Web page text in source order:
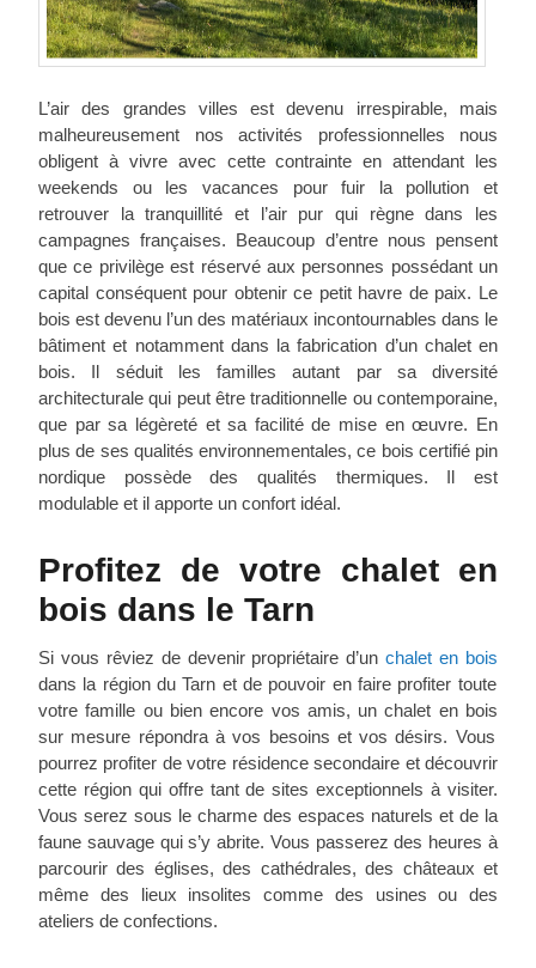
L’air des grandes villes est devenu irrespirable, mais
malheureusement nos activités professionnelles nous
obligent à vivre avec cette contrainte en attendant les
weekends ou les vacances pour fuir la pollution et
retrouver la tranquillité et l’air pur qui règne dans les
campagnes françaises. Beaucoup d’entre nous pensent
que ce privilège est réservé aux personnes possédant un
capital conséquent pour obtenir ce petit havre de paix. Le
bois est devenu l’un des matériaux incontournables dans le
bâtiment et notamment dans la fabrication d’un chalet en
bois. Il séduit les familles autant par sa diversité
architecturale qui peut être traditionnelle ou contemporaine,
que par sa légèreté et sa facilité de mise en œuvre. En
plus de ses qualités environnementales, ce bois certifié pin
nordique possède des qualités thermiques. Il est
modulable et il apporte un confort idéal.
Profitez de votre chalet en
bois dans le Tarn
Si vous rêviez de devenir propriétaire d’unchalet en bois
dans la région du Tarn et de pouvoir en faire profiter toute
votre famille ou bien encore vos amis, unchalet en bois
sur mesure répondra à vos besoins et vos désirs. Vous
pourrez profiter de votre résidence secondaire et découvrir
cette région qui offre tant de sites exceptionnels à visiter.
Vous serez sous le charme des espaces naturels et de la
faune sauvage qui s’y abrite. Vous passerez des heures à
parcourir des églises, des cathédrales, des châteaux et
même des lieux insolites comme des usines ou des
ateliers de confections.